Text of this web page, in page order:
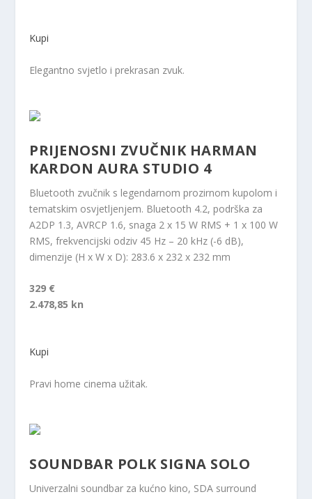
Kupi
Elegantno svjetlo i prekrasan zvuk.
PRIJENOSNI ZVUČNIK HARMAN
KARDON AURA STUDIO 4
Bluetooth zvučnik s legendarnom prozirnom kupolom i
tematskim osvjetljenjem. Bluetooth 4.2, podrška za
A2DP 1.3, AVRCP 1.6, snaga 2 x 15 W RMS + 1 x 100 W
RMS, frekvencijski odziv 45 Hz – 20 kHz (-6 dB),
dimenzije (H x W x D): 283.6 x 232 x 232 mm
329 €
2.478,85 kn
Kupi
Pravi home cinema užitak.
SOUNDBAR POLK SIGNA SOLO
Univerzalni soundbar za kućno kino, SDA surround